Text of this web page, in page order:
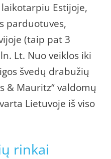
Estijoje,
parduotuves,
(taip pat 3
Lt. Nuo veiklos iki
švedų drabužių
& Mauritz“ valdomų
Lietuvoje iš viso
rinkai